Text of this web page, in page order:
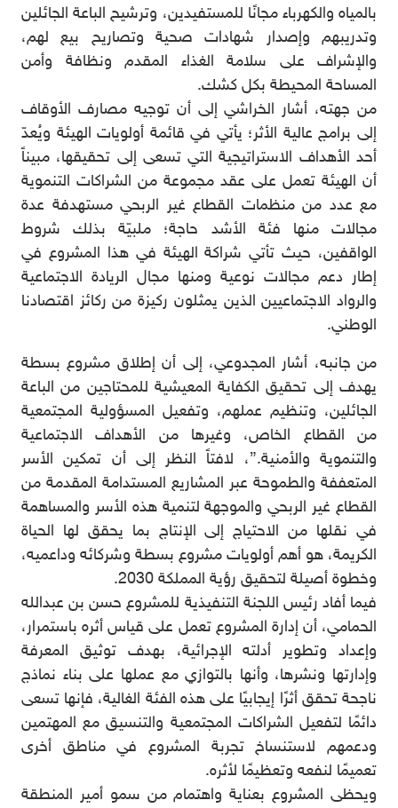
بالمياه والكهرباء مجانًا للمستفيدين، وترشيح الباعة الجائلين
وتدريبهم وإصدار شهادات صحية وتصاريح بيع لهم،
والإشراف على سلامة الغذاء المقدم ونظافة وأمن
المساحة المحيطة بكل كشك.
من جهته، أشار الخراشي إلى أن توجيه مصارف الأوقاف
إلى برامج عالية الأثر؛ يأتي في قائمة أولويات الهيئة ويُعدّ
أحد الأهداف الاستراتيجية التي تسعى إلى تحقيقها، مبيناً
أن الهيئة تعمل على عقد مجموعة من الشراكات التنموية
مع عدد من منظمات القطاع غير الربحي مستهدفة عدة
مجالات منها فئة الأشد حاجة؛ ملبيّة بذلك شروط
الواقفين، حيث تأتي شراكة الهيئة في هذا المشروع في
إطار دعم مجالات نوعية ومنها مجال الريادة الاجتماعية
والرواد الاجتماعيين الذين يمثلون ركيزة من ركائز اقتصادنا
الوطني.
من جانبه، أشار المجدوعي، إلى أن إطلاق مشروع بسطة
يهدف إلى تحقيق الكفاية المعيشية للمحتاجين من الباعة
الجائلين، وتنظيم عملهم، وتفعيل المسؤولية المجتمعية
من القطاع الخاص، وغيرها من الأهداف الاجتماعية
والتنموية والأمنية.”، لافتاً النظر إلى أن تمكين الأسر
المتعففة والطموحة عبر المشاريع المستدامة المقدمة من
القطاع غير الربحي والموجهة لتنمية هذه الأسر والمساهمة
في نقلها من الاحتياج إلى الإنتاج بما يحقق لها الحياة
الكريمة، هو أهم أولويات مشروع بسطة وشركائه وداعميه،
وخطوة أصيلة لتحقيق رؤية المملكة 2030.
فيما أفاد رئيس اللجنة التنفيذية للمشروع حسن بن عبدالله
الحمامي، أن إدارة المشروع تعمل على قياس أثره باستمرار،
وإعداد وتطوير أدلته الإجرائية، بهدف توثيق المعرفة
وإدارتها ونشرها، وأنها بالتوازي مع عملها على بناء نماذج
ناجحة تحقق أثرًا إيجابيًا على هذه الفئة الغالية، فإنها تسعى
دائمًا لتفعيل الشراكات المجتمعية والتنسيق مع المهتمين
ودعمهم لاستنساخ تجربة المشروع في مناطق أخرى
تعميمًا لنفعه وتعظيمًا لأثره.
ويحظى المشروع بعناية واهتمام من سمو أمير المنطقة